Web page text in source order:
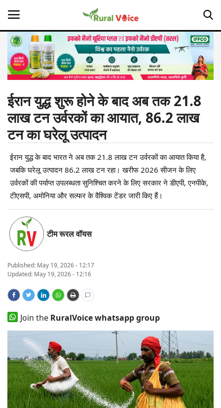
Home
Contact
About Us
Leadership Profiles
Opinion
Politics
Magazine
States
Events
Agritech
Cooperatives
International
Rural Dialogue
ईरान युद्ध शुरू होने के बाद अब तक 21.8
लाख टन उर्वरकों का आयात, 86.2 लाख
टन का घरेलू उत्पादन
ईरान युद्ध के बाद भारत ने अब तक 21.8 लाख टन उर्वरकों का आयात किया है,
जबकि घरेलू उत्पादन 86.2 लाख टन रहा। खरीफ 2026 सीजन के लिए
उर्वरकों की पर्याप्त उपलब्धता सुनिश्चित करने के लिए सरकार ने डीएपी, एनपीके,
टीएसपी, अमोनिया और सल्फर के वैश्विक टेंडर जारी किए हैं।
टीम रूरल वॉयस
Published: May 19, 2026 - 12:17
Updated: May 19, 2026 - 12:16
Join the RuralVoice whatsapp group